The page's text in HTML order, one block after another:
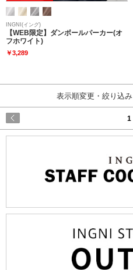
INGNI(イング)
【WEB限定】ダンボールパーカー(オ
フホワイト)
￥3,289
表示順変更・絞り込み
1